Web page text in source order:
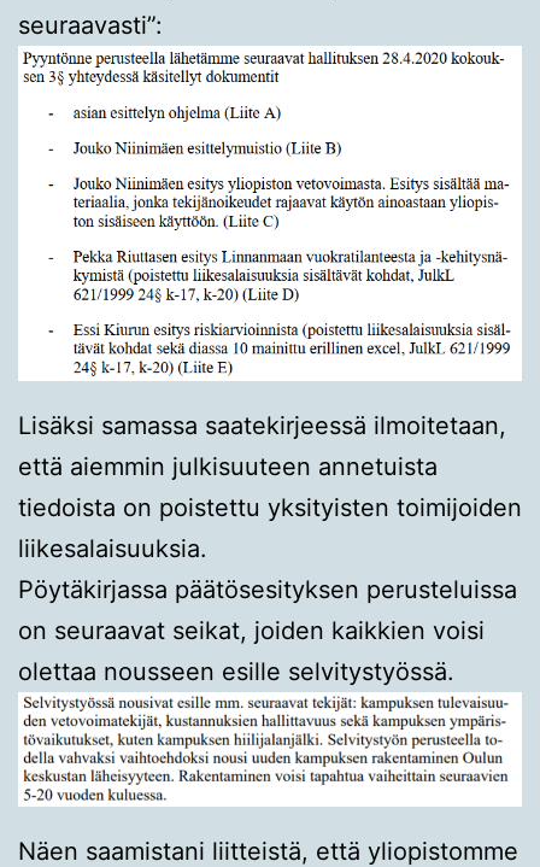
seuraavasti”:
Lisäksi samassa saatekirjeessä ilmoitetaan,
että aiemmin julkisuuteen annetuista
tiedoista on poistettu yksityisten toimijoiden
liikesalaisuuksia.
Pöytäkirjassa päätösesityksen perusteluissa
on seuraavat seikat, joiden kaikkien voisi
olettaa nousseen esille selvitystyössä.
Näen saamistani liitteistä, että yliopistomme